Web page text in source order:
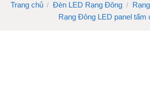
Trang chủ / Đèn LED Rạng Đông /
Rạng Đông LED panel tấm